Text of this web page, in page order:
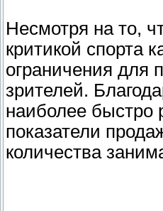
Несмотря на то,
критикой спорта
ограничения для
зрителей.
наиболее быстро
показатели
количества